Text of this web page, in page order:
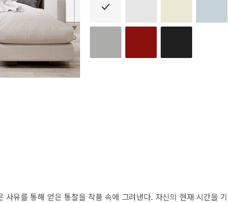
유를 통해 얻은 통찰을 작품 속에 그려낸다. 자신의 현재 시간을 기